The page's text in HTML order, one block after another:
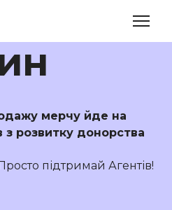
мерчу йде на
з розвитку донорства
підтримай Агентів!